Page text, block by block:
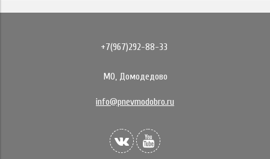
+7(967)292-88-33
МО, Домодедово
info@pnevmodobro.ru